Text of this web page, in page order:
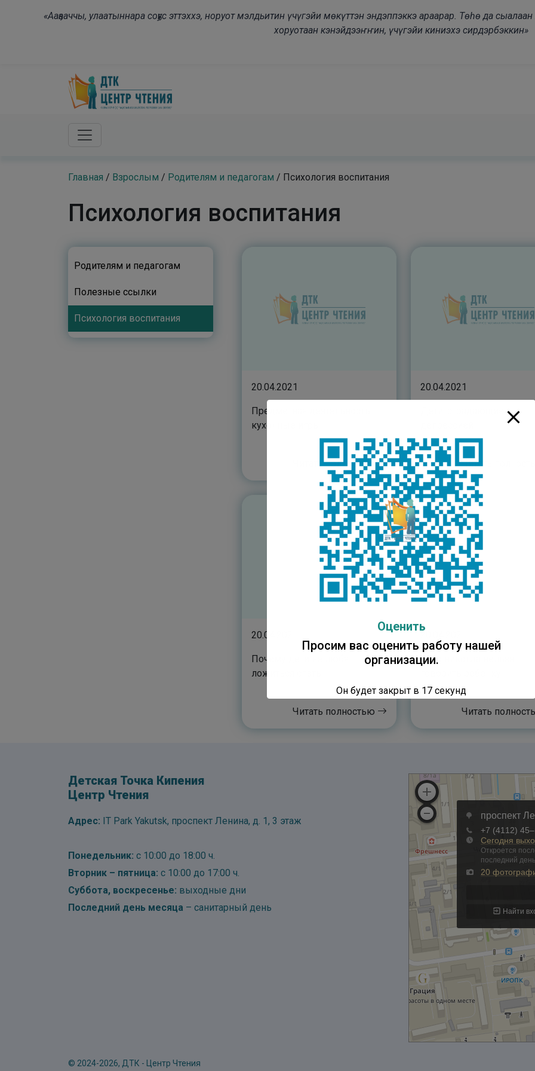
«Ааҕааччы, улаатыннара соҕус эттэххэ, норуот мэлдьитин үчүгэйи мөкүттэн эндэппэккэ араарар. Төһө да
хоруотаан кэнэйдээҥҥин, үчүгэйи киниэхэ сирдэрбэккин»
Главная / Взрослым / Родителям и педагогам / Психология воспитания
Психология воспитания
20.04.2021
Предметная деятельность:
кухонные игры
Читать полностью
20.04.2021
Читать
20.04.2021
Почему дети не любят
ложиться спать
Читать полностью
Чего никогда нельзя
Читать
Родителям и педагогам
Полезные ссылки
Психология воспитания
Детская Точка Кипения
Центр Чтения
Адрес: IT Park Yakutsk, проспект Ленина, д. 1, 3 этаж
Понедельник: с 10:00 до 18:00 ч.
Вторник – пятница: с 10:00 до 17:00 ч.
Суббота, воскресенье: выходные дни
Последний день месяца – санитарный день
© 2024-2026, ДТК - Центр Чтения
Оценить
Просим вас оценить работу нашей
организации.
Он будет закрыт в 16 секунд